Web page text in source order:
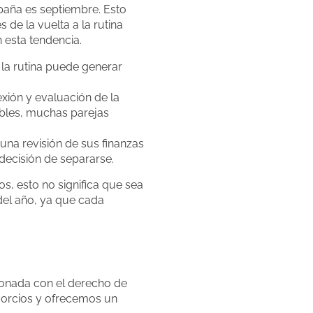
es septiembre. Esto
de la vuelta a la rutina
tendencia.
rutina puede generar
y evaluación de la
muchas parejas
revisión de sus finanzas
de separarse.
esto no significa que sea
año, ya que cada
con el derecho de
y ofrecemos un